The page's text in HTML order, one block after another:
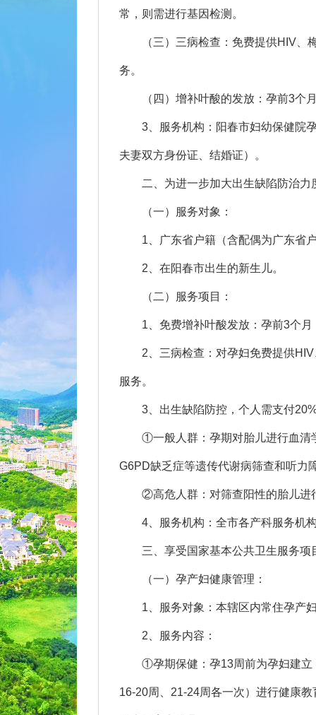
常，则需进行基因检测。
（三）三病检查：免费提供HIV、梅
务。
（四）增补叶酸的发放：孕前3个
3、服务机构：阳春市妇幼保健院孕
夫妻双方身份证、结婚证）。
二、为进一步加大出生缺陷防治力
（一）服务对象：
1、广东省户籍（含配偶为广东省户
2、在阳春市出生的新生儿。
（二）服务项目：
1、免费增补叶酸发放：孕前3个月
2、三病检查：对孕妇免费提供HIV
服务。
3、出生缺陷防控，个人需支付
①一般人群：孕期对胎儿进行血清
G6PD缺乏症等遗传代谢病筛查和听力
②高危人群：对筛查阳性的胎儿进
4、服务机构：全市各产科服务机构
三、享受国家基本公共卫生服务项
（一）孕产妇健康管理：
1、服务对象：本辖区内常住孕产
2、服务内容：
①孕期保健：孕13周前为孕妇建立
16-20周、21-24周各一次）进行健康